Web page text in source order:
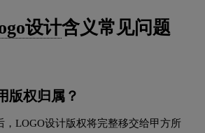
设计含义常见问题
版权归属？
，LOGO设计版权将完整移交给甲方所